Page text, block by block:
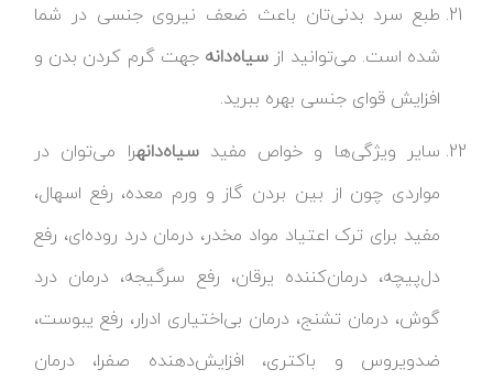
طبع سرد بدنی‌تان باعث ضعف نیروی جنسی در شما
شده است. می‌توانید از سیاه‌دانه جهت گرم کردن بدن و
افزایش قوای جنسی بهره ببرید.
سایر ویژگی‌ها و خواص مفیدسیاه‌دانهرا می‌توان در
مواردی چون از بین بردن گاز و ورم معده، رفع اسهال،
مفید برای ترک اعتیاد مواد مخدر، درمان درد روده‌ای، رفع
دل‌پیچه، درمان‌کننده یرقان، رفع سرگیجه، درمان درد
گوش، درمان تشنج، درمان بی‌اختیاری ادرار، رفع یبوست،
ضدویروس و باکتری، افزایش‌دهنده صفرا، درمان